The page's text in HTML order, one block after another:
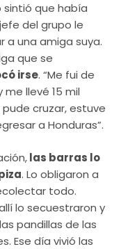
sintió que había
del grupo le
a una amiga suya.
que se
irse. “Me fui de
llevé 15 mil
cruzar, estuve
a Honduras”.
las barras lo
. Lo obligaron a
todo.
lo secuestraron y
pandillas de las
Ese día vivió las